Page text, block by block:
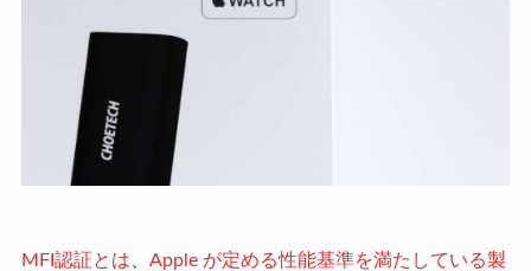
MFI認証とは
Apple が定める性能基準を満たしている製